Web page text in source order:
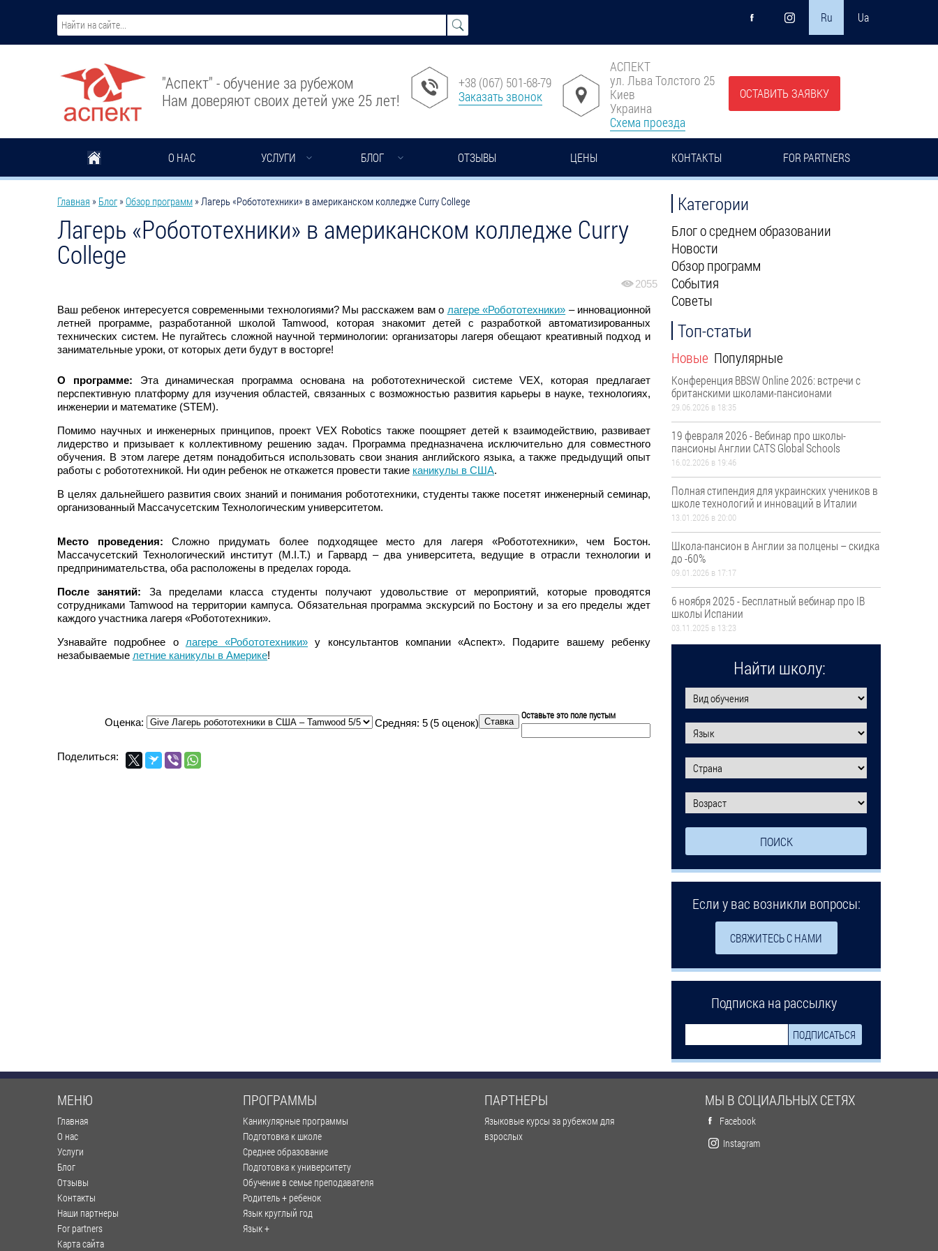
Ru Ua
"Аспект" - обучение за рубежом
Нам доверяют своих детей уже 25 лет!
+38 (067) 501-68-79
Заказать звонок
АСПЕКТ
ул. Льва Толстого 25
Киев
Украина
Схема проезда
ОСТАВИТЬ ЗАЯВКУ
О НАС УСЛУГИ БЛОГ ОТЗЫВЫ ЦЕНЫ КОНТАКТЫ FOR PARTNERS
Вы здесь
Главная » Блог »Обзор программ »Лагерь «Робототехники» в американском колледже Curry College
Лагерь «Робототехники» в американском колледже Curry
College
2055
Ваш ребенок интересуется современными технологиями? Мы расскажем вам о лагере «Робототехники» – инновационной
летней программе, разработанной школой Tamwood, которая знакомит детей с разработкой автоматизированных
технических систем. Не пугайтесь сложной научной терминологии: организаторы лагеря обещают креативный подход и
занимательные уроки, от которых дети будут в восторге!
О программе: Эта динамическая программа основана на робототехнической системе VEX, которая предлагает
перспективную платформу для изучения областей, связанных с возможностью развития карьеры в науке, технологиях,
инженерии и математике (STEM).
Помимо научных и инженерных принципов, проект VEX Robotics также поощряет детей к взаимодействию, развивает
лидерство и призывает к коллективному решению задач. Программа предназначена исключительно для совместного
обучения. В этом лагере детям понадобиться использовать свои знания английского языка, а также предыдущий опыт
работы с робототехникой. Ни один ребенок не откажется провести такие каникулы в США.
В целях дальнейшего развития своих знаний и понимания робототехники, студенты также посетят инженерный семинар,
организованный Массачусетским Технологическим университетом.
Место проведения: Сложно придумать более подходящее место для лагеря «Робототехники», чем Бостон.
Массачусетский Технологический институт (M.I.T.) и Гарвард – два университета, ведущие в отрасли технологии и
предпринимательства, оба расположены в пределах города.
После занятий: За пределами класса студенты получают удовольствие от мероприятий, которые проводятся
сотрудниками Tamwood на территории кампуса. Обязательная программа экскурсий по Бостону и за его пределы ждет
каждого участника лагеря «Робототехники».
Узнавайте подробнее о лагере «Робототехники» у консультантов компании «Аспект». Подарите вашему ребенку
незабываемые летние каникулы в Америке!
Оценка: Средняя: 5 (5 оценок)
Оставьте это поле пустым
Поделиться:
Категории
Блог о среднем образовании
Новости
Обзор программ
События
Советы
Топ-статьи
Новые Популярные
Конференция BBSW Online 2026: встречи с
британскими школами-пансионами
29.06.2026 в 18:35
19 февраля 2026 - Вебинар про школы-
пансионы Англии CATS Global Schools
16.02.2026 в 19:46
Полная стипендия для украинских учеников в
школе технологий и инноваций в Италии
13.01.2026 в 20:00
Школа-пансион в Англии за полцены – скидка
до -60%
09.01.2026 в 17:17
6 ноября 2025 - Бесплатный вебинар про ІВ
школы Испании
03.11.2025 в 13:23
Найти школу:
Если у вас возникли вопросы:
СВЯЖИТЕСЬ С НАМИ
Подписка на рассылку
МЕНЮ
Главная
О нас
Услуги
Блог
Отзывы
Контакты
Наши партнеры
For partners
Карта сайта
ПРОГРАММЫ
Каникулярные программы
Подготовка к школе
Среднее образование
Подготовка к университету
Обучение в семье преподавателя
Родитель + ребенок
Язык круглый год
Язык +
ПАРТНЕРЫ
Языковые курсы за рубежом для
взрослых
МЫ В СОЦИАЛЬНЫХ СЕТЯХ
Facebook
Instagram